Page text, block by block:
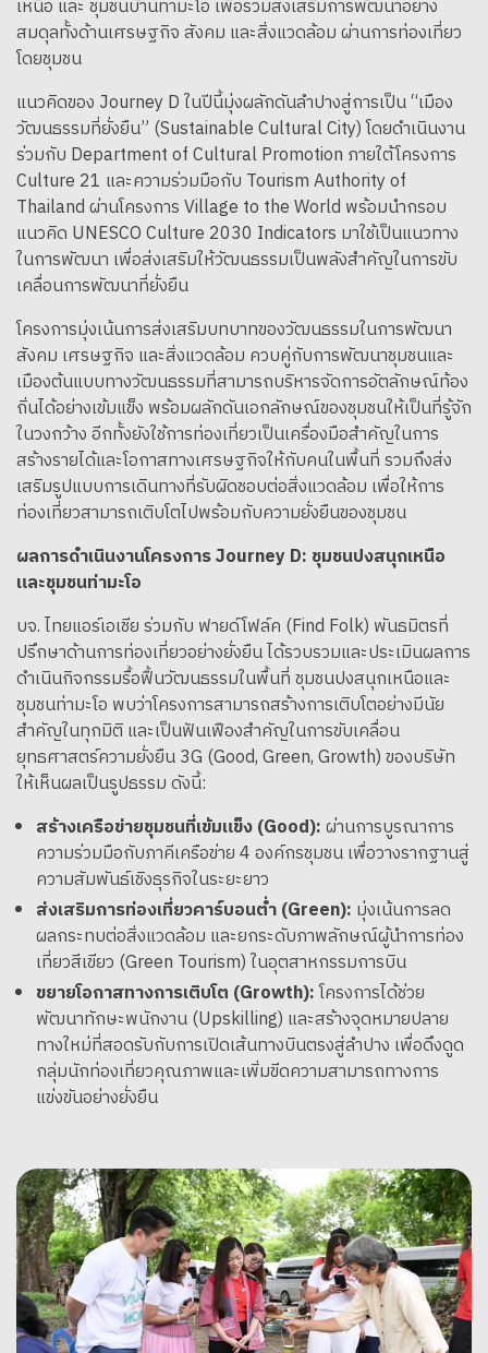
เหนือ และ ชุมชนบ้านท่ามะโอ เพื่อร่วมส่งเสริมการพัฒนาอย่าง
สมดุลทั้งด้านเศรษฐกิจ สังคม และสิ่งแวดล้อม ผ่านการท่องเที่ยว
โดยชุมชน
แนวคิดของ Journey D ในปีนี้มุ่งผลักดันลำปางสู่การเป็น “เมือง
วัฒนธรรมที่ยั่งยืน” (Sustainable Cultural City) โดยดำเนินงาน
ร่วมกับ Department of Cultural Promotion ภายใต้โครงการ
Culture 21 และความร่วมมือกับ Tourism Authority of
Thailand ผ่านโครงการ Village to the World พร้อมนำกรอบ
แนวคิด UNESCO Culture 2030 Indicators มาใช้เป็นแนวทาง
ในการพัฒนา เพื่อส่งเสริมให้วัฒนธรรมเป็นพลังสำคัญในการขับ
เคลื่อนการพัฒนาที่ยั่งยืน
โครงการมุ่งเน้นการส่งเสริมบทบาทของวัฒนธรรมในการพัฒนา
สังคม เศรษฐกิจ และสิ่งแวดล้อม ควบคู่กับการพัฒนาชุมชนและ
เมืองต้นแบบทางวัฒนธรรมที่สามารถบริหารจัดการอัตลักษณ์ท้อง
ถิ่นได้อย่างเข้มแข็ง พร้อมผลักดันเอกลักษณ์ของชุมชนให้เป็นที่รู้จัก
ในวงกว้าง อีกทั้งยังใช้การท่องเที่ยวเป็นเครื่องมือสำคัญในการ
สร้างรายได้และโอกาสทางเศรษฐกิจให้กับคนในพื้นที่ รวมถึงส่ง
เสริมรูปแบบการเดินทางที่รับผิดชอบต่อสิ่งแวดล้อม เพื่อให้การ
ท่องเที่ยวสามารถเติบโตไปพร้อมกับความยั่งยืนของชุมชน
ผลการดำเนินงานโครงการ Journey D: ชุมชนปงสนุกเหนือ
และชุมชนท่ามะโอ
บจ. ไทยแอร์เอเชีย ร่วมกับ ฟายด์โฟล์ค (Find Folk) พันธมิตรที่
ปรึกษาด้านการท่องเที่ยวอย่างยั่งยืน ได้รวบรวมและประเมินผลการ
ดำเนินกิจกรรมรื้อฟื้นวัฒนธรรมในพื้นที่ ชุมชนปงสนุกเหนือและ
ชุมชนท่ามะโอ พบว่าโครงการสามารถสร้างการเติบโตอย่างมีนัย
สำคัญในทุกมิติ และเป็นฟันเฟืองสำคัญในการขับเคลื่อน
ยุทธศาสตร์ความยั่งยืน 3G (Good, Green, Growth) ของบริษัท
ให้เห็นผลเป็นรูปธรรม ดังนี้:
สร้างเครือข่ายชุมชนที่เข้มแข็ง (Good):ผ่านการบูรณาการ
ความร่วมมือกับภาคีเครือข่าย 4 องค์กรชุมชน เพื่อวางรากฐานสู่
ความสัมพันธ์เชิงธุรกิจในระยะยาว
ส่งเสริมการท่องเที่ยวคาร์บอนต่ำ (Green): มุ่งเน้นการลด
ผลกระทบต่อสิ่งแวดล้อม และยกระดับภาพลักษณ์ผู้นำการท่อง
เที่ยวสีเขียว (Green Tourism) ในอุตสาหกรรมการบิน
ขยายโอกาสทางการเติบโต (Growth):โครงการได้ช่วย
พัฒนาทักษะพนักงาน (Upskilling) และสร้างจุดหมายปลาย
ทางใหม่ที่สอดรับกับการเปิดเส้นทางบินตรงสู่ลำปาง เพื่อดึงดูด
กลุ่มนักท่องเที่ยวคุณภาพและเพิ่มขีดความสามารถทางการ
แข่งขันอย่างยั่งยืน